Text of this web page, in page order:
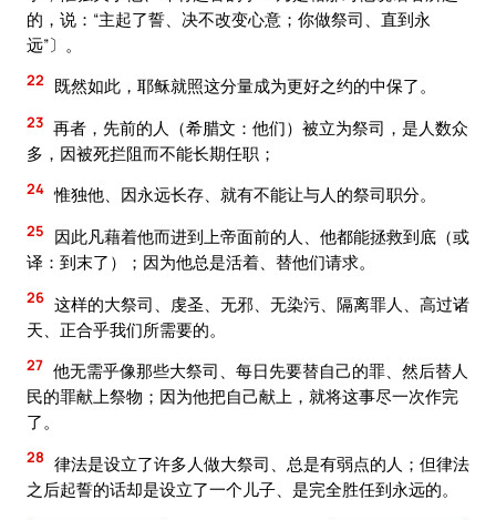
的，说：“主起了誓、决不改变心意；你做祭司、直到永
远”〕。
22 既然如此，耶稣就照这分量成为更好之约的中保了。
23 再者，先前的人（希腊文：他们）被立为祭司，是人数众
多，因被死拦阻而不能长期任职；
24 惟独他、因永远长存、就有不能让与人的祭司职分。
25
因此凡藉着他而进到上帝面前的人、他都能拯救到底（或
译：到末了）；因为他总是活着、替他们请求。
26 这样的大祭司、虔圣、无邪、无染污、隔离罪人、高过诸
天、正合乎我们所需要的。
27 他无需乎像那些大祭司、每日先要替自己的罪、然后替人
民的罪献上祭物；因为他把自己献上，就将这事尽一次作完
了。
28 律法是设立了许多人做大祭司、总是有弱点的人；但律法
之后起誓的话却是设立了一个儿子、是完全胜任到永远的。